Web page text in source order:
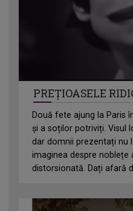
PREȚIOASELE
Două fete ajung la Paris
și a soților potriviți. Visul
dar domnii prezentați nu
imaginea despre
distorsionată. Dați afară